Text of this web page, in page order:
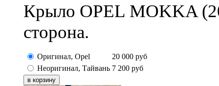
Крыло OPEL MOKKA
сторона.
Оригинал, Opel 20 000 руб
Неоригинал, Тайвань 7 200 руб